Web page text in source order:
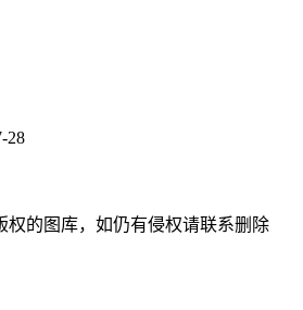
28
的图库，如仍有侵权请联系删除